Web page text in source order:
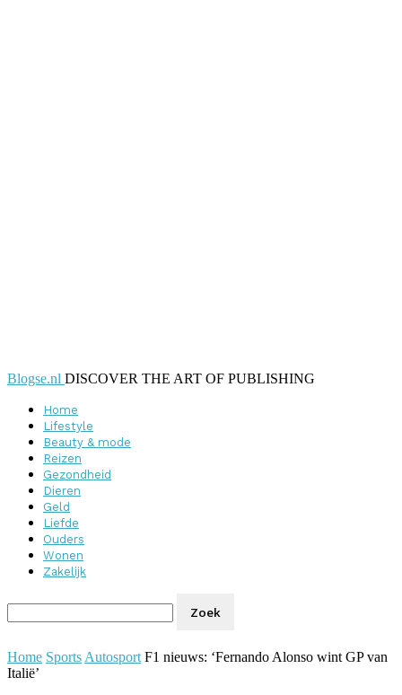
Blogse.nl DISCOVER THE ART OF PUBLISHING
Home
Lifestyle
Beauty & mode
Reizen
Gezondheid
Dieren
Geld
Liefde
Ouders
Wonen
Zakelijk
Home Sports Autosport F1 nieuws: ‘Fernando Alonso wint GP van
Italië’